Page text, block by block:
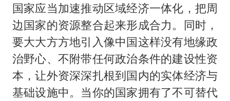
国家应当加速推动区域经济一体化，把周
边国家的资源整合起来形成合力。同时，
要大大方方地引入像中国这样没有地缘政
治野心、不附带任何政治条件的建设性资
本，让外资深深扎根到国内的实体经济与
基础设施中。当你的国家拥有了不可替代